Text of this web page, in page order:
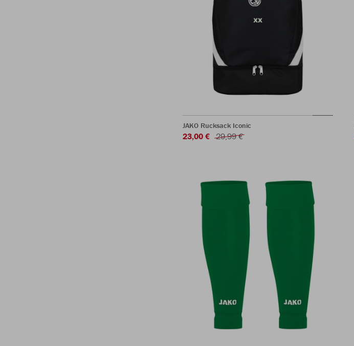
JAKO Rucksack Iconic
23,00 € 29,99 €